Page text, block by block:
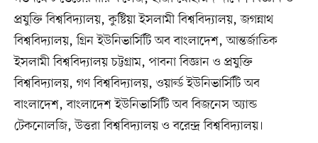
প্রযুক্তি বিশ্ববিদ্যালয়, কুষ্টিয়া ইসলামী বিশ্ববিদ্যালয়, জগন্নাথ
বিশ্ববিদ্যালয়, গ্রিন ইউনিভার্সিটি অব বাংলাদেশ, আন্তর্জাতিক
ইসলামী বিশ্ববিদ্যালয় চট্টগ্রাম, পাবনা বিজ্ঞান ও প্রযুক্তি
বিশ্ববিদ্যালয়, গণ বিশ্ববিদ্যালয়, ওয়ার্ল্ড ইউনিভার্সিটি অব
বাংলাদেশ, বাংলাদেশ ইউনিভার্সিটি অব বিজনেস অ্যান্ড
টেকনোলজি, উত্তরা বিশ্ববিদ্যালয় ও বরেন্দ্র বিশ্ববিদ্যালয়।